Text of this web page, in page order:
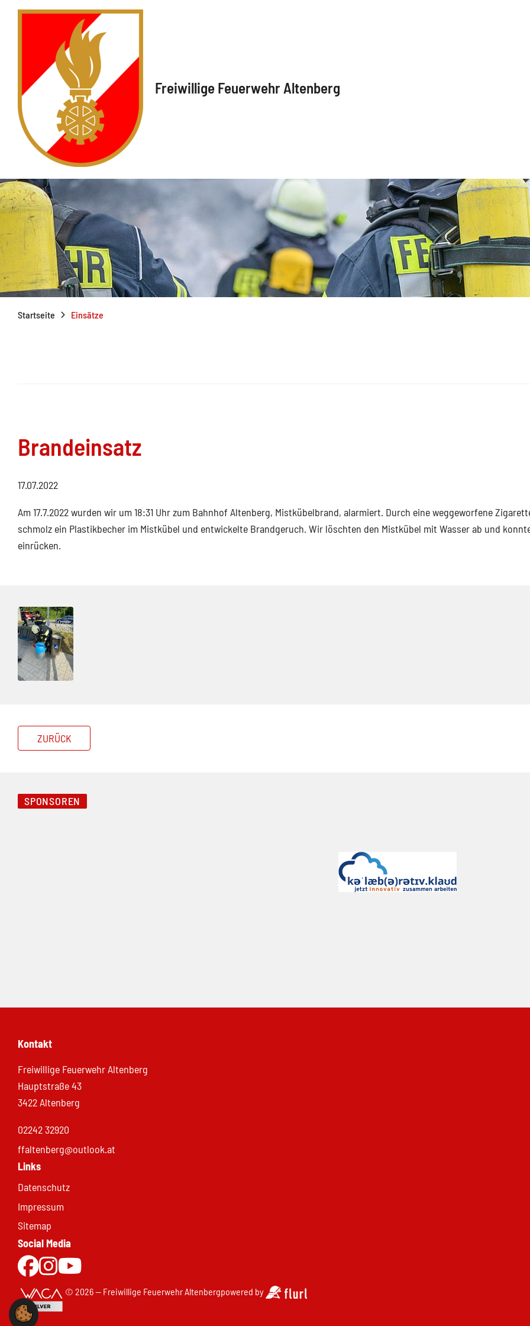
Freiwillige Feuerwehr Altenberg
Startseite Einsätze
Brandeinsatz
17.07.2022
Am 17.7.2022 wurden wir um 18:31 Uhr zum Bahnhof Altenberg, Mistkübelbrand, alarmiert. Durch eine weggeworfene
schmolz ein Plastikbecher im Mistkübel und entwickelte Brandgeruch. Wir löschten den Mistkübel mit Wasser ab und
einrücken.
ZURÜCK
SPONSOREN
Kontakt
Freiwillige Feuerwehr Altenberg
Hauptstraße 43
3422 Altenberg
02242 32920
ffaltenberg@outlook.at
Links
Datenschutz
Impressum
Sitemap
Social Media
Zur Facebookseite
Zu Instgram
© 2026 — Freiwillige Feuerwehr Altenbergpowered by